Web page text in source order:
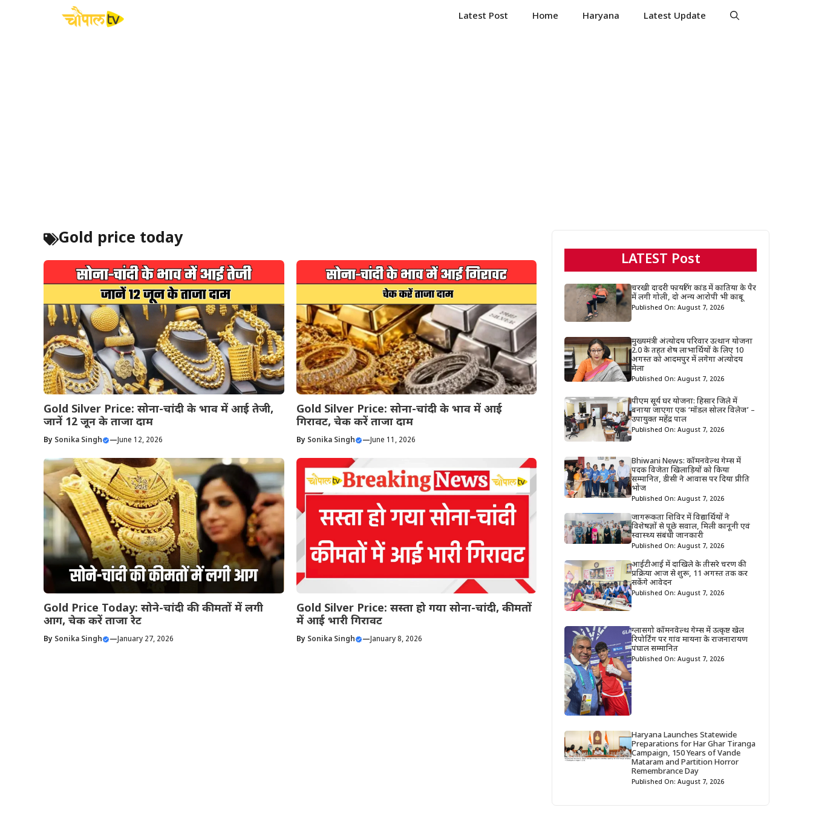
Latest Post Home Haryana Latest Update
Gold price today
Gold Silver Price: सोना-चांदी के भाव में आई तेजी,
जानें 12 जून के ताजा दाम
By Sonika Singh —June 12, 2026
Gold Silver Price: सोना-चांदी के भाव में आई
गिरावट, चेक करें ताजा दाम
By Sonika Singh —June 11, 2026
Gold Price Today: सोने-चांदी की कीमतों में लगी
आग, चेक करें ताजा रेट
By Sonika Singh — January 27, 2026
Gold Silver Price: सस्ता हो गया सोना-चांदी, कीमतों
में आई भारी गिरावट
By Sonika Singh — January 8, 2026
LATEST Post
चरखी दादरी फायरिंग कांड में कातिया के पैर
में लगी गोली, दो अन्य आरोपी भी काबू
Published On: August 7, 2026
मुख्यमंत्री अंत्योदय परिवार उत्थान योजना
2.0 के तहत शेष लाभार्थियों के लिए 10
अगस्त को आदमपुर में लगेगा अंत्योदय
मेला
Published On: August 7, 2026
पीएम सूर्य घर योजना: हिसार जिले में
बनाया जाएगा एक ‘मॉडल सोलर विलेज’ –
उपायुक्त महेंद्र पाल
Published On: August 7, 2026
Bhiwani News: कॉमनवेल्थ गेम्स में
पदक विजेता खिलाड़ियों को किया
सम्मानित, डीसी ने आवास पर दिया प्रीति
भोज
Published On: August 7, 2026
जागरूकता शिविर में विद्यार्थियों ने
विशेषज्ञों से पूछे सवाल, मिली कानूनी एवं
स्वास्थ्य संबंधी जानकारी
Published On: August 7, 2026
आईटीआई में दाखिले के तीसरे चरण की
प्रक्रिया आज से शुरू, 11 अगस्त तक कर
सकेंगे आवेदन
Published On: August 7, 2026
ग्लासगो कॉमनवेल्थ गेम्स में उत्कृष्ट खेल
रिपोर्टिंग पर गांव मायना के राजनारायण
पंघाल सम्मानित
Published On: August 7, 2026
Haryana Launches Statewide
Preparations for Har Ghar Tiranga
Campaign, 150 Years of Vande
Mataram and Partition Horror
Remembrance Day
Published On: August 7, 2026